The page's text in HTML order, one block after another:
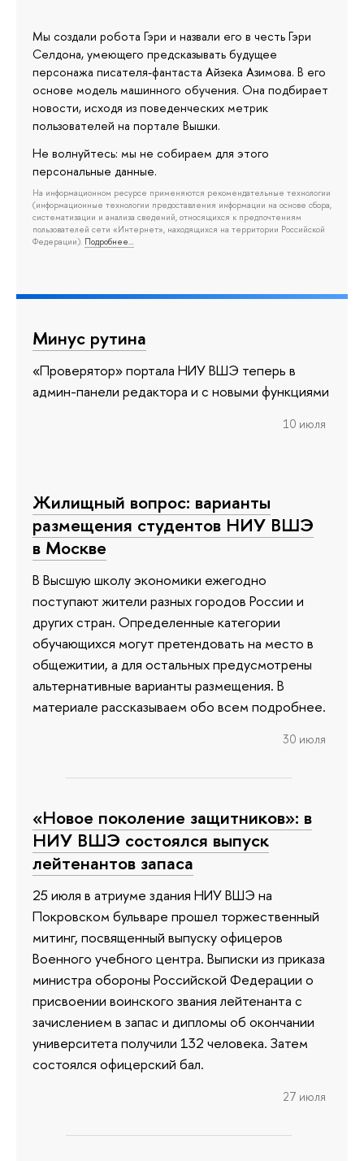
Мы создали робота Гэри и назвали его в честь Гэри
Селдона, умеющего предсказывать будущее
персонажа писателя-фантаста Айзека Азимова. В его
основе модель машинного обучения. Она подбирает
новости, исходя из поведенческих метрик
пользователей на портале Вышки.
Не волнуйтесь: мы не собираем для этого
персональные данные.
На информационном ресурсе применяются рекомендательные технологии
(информационные технологии предоставления информации на основе сбора,
систематизации и анализа сведений, относящихся к предпочтениям
пользователей сети «Интернет», находящихся на территории Российской
Федерации). Подробнее…
Минус рутина
«Проверятор» портала НИУ ВШЭ теперь в
админ-панели редактора и с новыми функциями
10 июля
Жилищный вопрос: варианты
размещения студентов НИУ ВШЭ
в Москве
В Высшую школу экономики ежегодно
поступают жители разных городов России и
других стран. Определенные категории
обучающихся могут претендовать на место в
общежитии, а для остальных предусмотрены
альтернативные варианты размещения. В
материале рассказываем обо всем подробнее.
30 июля
«Новое поколение защитников»: в
НИУ ВШЭ состоялся выпуск
лейтенантов запаса
25 июля в атриуме здания НИУ ВШЭ на
Покровском бульваре прошел торжественный
митинг, посвященный выпуску офицеров
Военного учебного центра. Выписки из приказа
министра обороны Российской Федерации о
присвоении воинского звания лейтенанта с
зачислением в запас и дипломы об окончании
университета получили 132 человека. Затем
состоялся офицерский бал.
27 июля